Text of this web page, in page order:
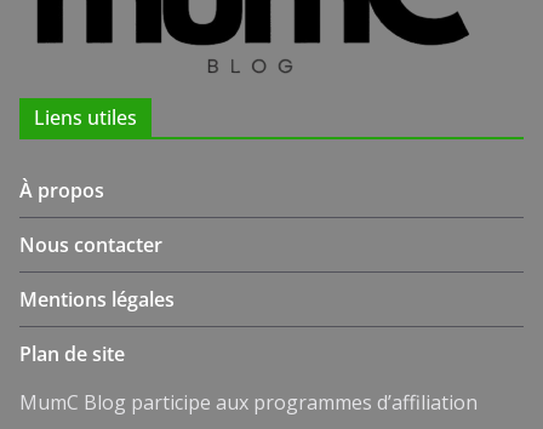
Liens utiles
À propos
Nous contacter
Mentions légales
Plan de site
MumC Blog participe aux programmes d’affiliation